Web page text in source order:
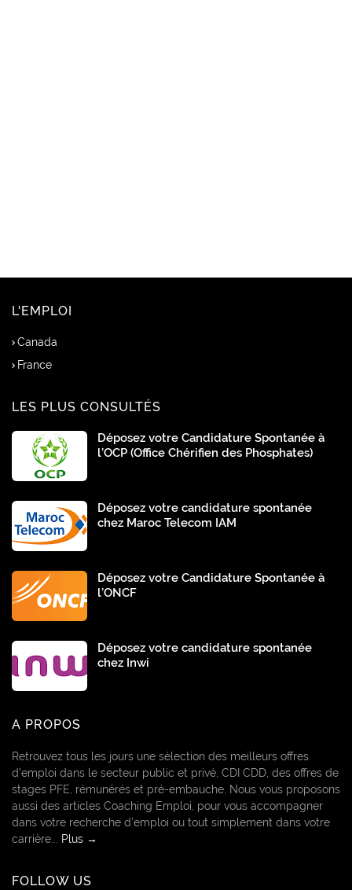
L'EMPLOI
Canada
France
LES PLUS CONSULTÉS
Déposez votre Candidature Spontanée à
l’OCP (Office Chérifien des Phosphates)
Déposez votre candidature spontanée
chez Maroc Telecom IAM
Déposez votre Candidature Spontanée à
l’ONCF
Déposez votre candidature spontanée
chez Inwi
A PROPOS
Retrouvez tous les jours une sélection des meilleurs offres
d’emploi dans le secteur public et privé, CDI CDD, des offres de
stages PFE, rémunérés et pré-embauche. Nous vous proposons
aussi des articles Coaching Emploi, pour vous accompagner
dans votre recherche d’emploi ou tout simplement dans votre
carrière... Plus →
FOLLOW US